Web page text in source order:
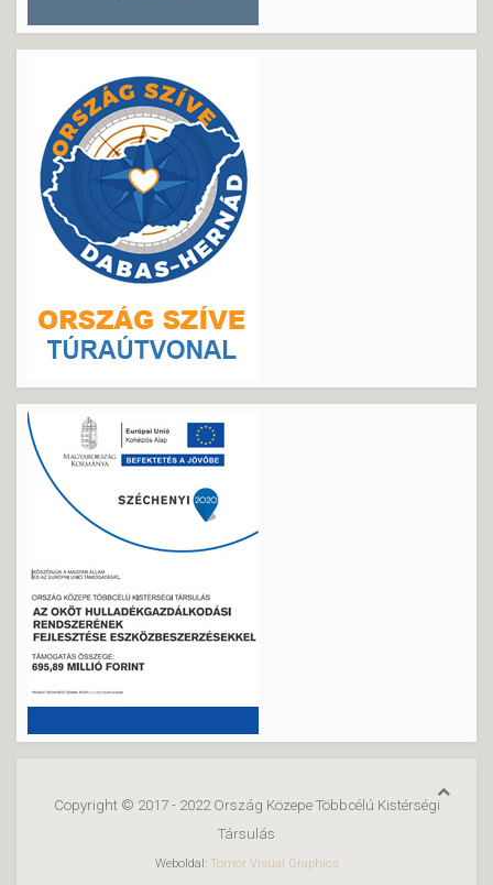
Copyright © 2017 - 2022 Ország Közepe Többcélú Kistérségi
Társulás
Weboldal: Tomor Visual Graphics